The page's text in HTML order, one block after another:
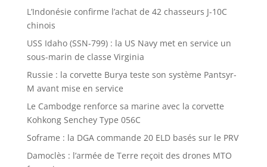
L’Indonésie confirme l’achat de 42 chasseurs J-10C
chinois
USS Idaho (SSN-799) : la US Navy met en service un
sous-marin de classe Virginia
Russie : la corvette Burya teste son système Pantsyr-
M avant mise en service
Le Cambodge renforce sa marine avec la corvette
Kohkong Senchey Type 056C
Soframe : la DGA commande 20 ELD basés sur le PRV
Damoclès : l’armée de Terre reçoit des drones MTO